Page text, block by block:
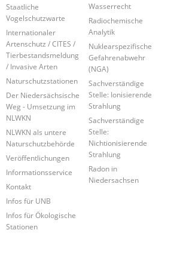
Staatliche
Vogelschutzwarte
Internationaler
Artenschutz / CITES /
Tierbestandsmeldung
/ Invasive Arten
Naturschutzstationen
Der Niedersächsische
Weg - Umsetzung im
NLWKN
NLWKN als untere
Naturschutzbehörde
Veröffentlichungen
Informationsservice
Kontakt
Infos für UNB
Infos für Ökologische
Stationen
Wasserrecht
Radiochemische
Analytik
Nuklearspezifische
Gefahrenabwehr
(NGA)
Sachverständige
Stelle: Ionisierende
Strahlung
Sachverständige
Stelle:
Nichtionisierende
Strahlung
Radon in
Niedersachsen